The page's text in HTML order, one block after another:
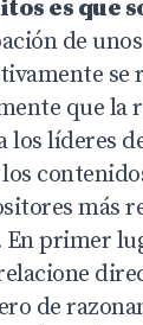
es que
de
se
que la
los líderes
primer
de